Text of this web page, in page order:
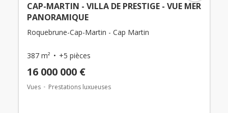
CAP-MARTIN - VILLA DE PRESTIGE - VUE MER
PANORAMIQUE
Roquebrune-Cap-Martin - Cap Martin
387 m² +5 pièces
16 000 000 €
Vues Prestations luxueuses